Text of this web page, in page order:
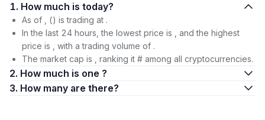
1. How much is today?
As of , () is trading at .
In the last 24 hours, the lowest price is , and the highest
price is , with a trading volume of .
The market cap is , ranking it # among all cryptocurrencies.
2. How much is one ?
3. How many are there?